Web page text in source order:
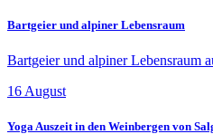
Bartgeier und alpiner Lebensraum
Bartgeier und alpiner Lebensraum
16 August
Yoga Auszeit in den Weinbergen von